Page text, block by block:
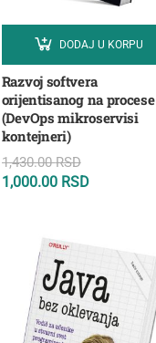
Razvoj softvera
orijentisanog na procese
(DevOps mikroservisi
kontejneri)
1,430.00RSD
1,000.00 RSD
DODAJ U KORPU